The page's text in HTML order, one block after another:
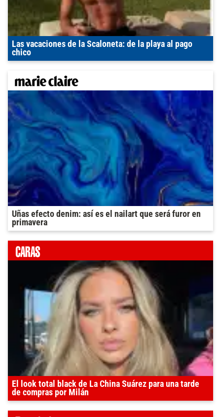
Las vacaciones de la Scaloneta: de la playa al pago
chico
Uñas efecto denim: así es el nailart que será furor en
primavera
El look total black de La China Suárez para una tarde
de compras por Milán